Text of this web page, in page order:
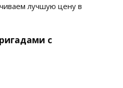
лучшую цену в
с